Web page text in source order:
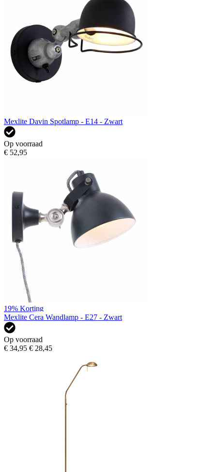
Mexlite Davin Spotlamp - E14 - Zwart
Op voorraad
€ 52,95
19% Korting
Mexlite Cera Wandlamp - E27 - Zwart
Op voorraad
€ 34,95 € 28,45